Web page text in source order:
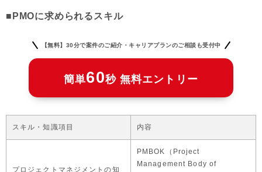
■PMOに求められるスキル
【無料】30分で案件のご紹介・キャリアプランのご相談も受付中
簡単60秒 無料エントリー
スキル・知識項目 内容
プロジェクトマネジメントの知
PMBOK（Project
Management Body of